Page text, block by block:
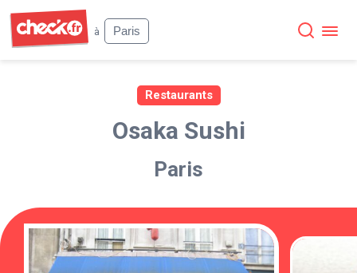
à
Paris
Restaurants
Osaka Sushi
Paris